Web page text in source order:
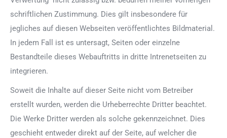
schriftlichen Zustimmung. Dies gilt insbesondere für
jegliches auf diesen Webseiten veröffentlichtes Bildmaterial.
In jedem Fall ist es untersagt, Seiten oder einzelne
Bestandteile dieses Webauftritts in dritte Intrenetseiten zu
integrieren.
Soweit die Inhalte auf dieser Seite nicht vom Betreiber
erstellt wurden, werden die Urheberrechte Dritter beachtet.
Die Werke Dritter werden als solche gekennzeichnet. Dies
geschieht entweder direkt auf der Seite, auf welcher die